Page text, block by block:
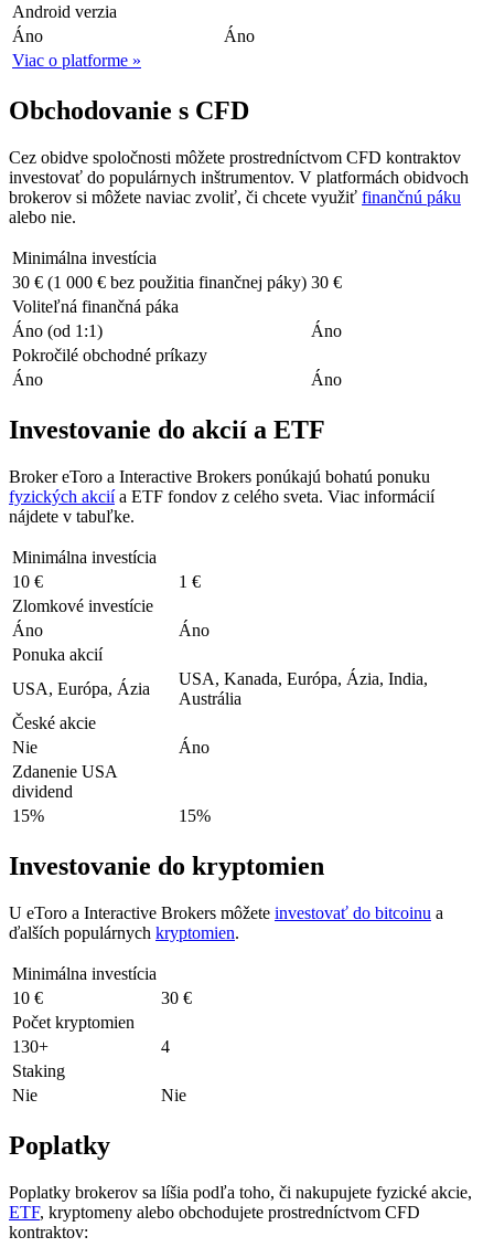
Android verzia
Áno
Áno
Viac o platforme »
Obchodovanie s CFD
Cez obidve spoločnosti môžete prostredníctvom CFD kontraktov
investovať do populárnych inštrumentov. V platformách obidvoch
brokerov si môžete naviac zvoliť, či chcete využiť finančnú páku
alebo nie.
Minimálna investícia
30 € (1 000 € bez použitia finančnej páky) 30 €
Voliteľná finančná páka
Áno (od 1:1)
Áno
Pokročilé obchodné príkazy
Áno
Áno
Investovanie do akcií a ETF
Broker eToro a Interactive Brokers ponúkajú bohatú ponuku
fyzických akciía ETF fondov z celého sveta. Viac informácií
nájdete v tabuľke.
Minimálna investícia
10 €
1 €
Zlomkové investície
Áno
Áno
Ponuka akcií
USA, Európa, Ázia
USA, Kanada, Európa, Ázia, India,
Austrália
České akcie
Nie
Áno
Zdanenie USA
dividend
15%
15%
Investovanie do kryptomien
U eToro a Interactive Brokers môžete investovať do bitcoinu a
ďalších populárnych kryptomien.
Minimálna investícia
10 €
30 €
Počet kryptomien
130+
4
Staking
Nie
Nie
Poplatky
Poplatky brokerov sa líšia podľa toho, či nakupujete fyzické akcie,
ETF, kryptomeny alebo obchodujete prostredníctvom CFD
kontraktov: